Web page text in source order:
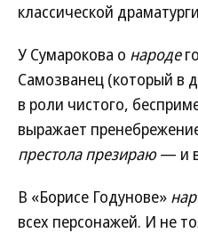
классической
У Сумарокова о народе
Самозванец (который в
в роли чистого,
выражает
престола презираю— и
В «Борисе Годунове»
всех персонажей. И не